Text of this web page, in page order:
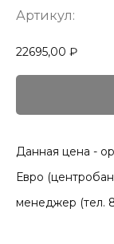
Артикул:
22695,00 ₽
Данная цена -
Евро
менеджер (тел.